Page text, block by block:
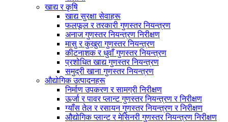
खाद्य र कृषि
खाद्य सुरक्षा सेवाहरू
फलफूल र तरकारी गुणस्तर नियन्त्रण
अनाज गुणस्तर नियन्त्रण निरीक्षण
मासु र कुखुरा गुणस्तर नियन्त्रण
कीटनाशक र धुवाँ गुणस्तर नियन्त्रण
प्रशोधित खाद्य गुणस्तर नियन्त्रण
समुद्री खाना गुणस्तर नियन्त्रण
औद्योगिक उत्पादनहरू
निर्माण उपकरण र सामग्री निरीक्षण
ऊर्जा र पावर प्लान्ट गुणस्तर नियन्त्रण र निरीक्षण
ग्याँस तेल र रसायन गुणस्तर नियन्त्रण र निरीक्षण
औद्योगिक प्लान्ट र मेसिनरी गुणस्तर नियन्त्रण निरीक्षण